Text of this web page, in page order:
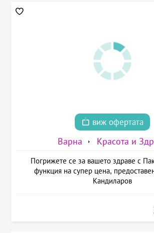
виж офертата
Варна Красота и
Погрижете се за вашето здраве с
функция на супер цена,
Кандиларов